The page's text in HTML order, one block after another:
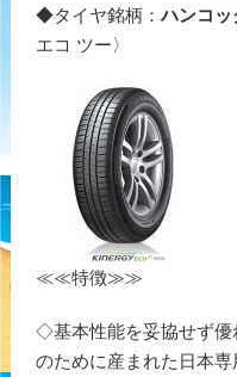
◆タイヤ銘柄：ハンコッ
エコ ツー〉
≪≪特徴≫≫
◇基本性能を妥協せず優
のために産まれた日本専